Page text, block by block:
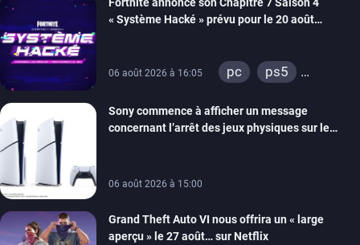
switch 2
« Système Hacké » prévu pour le 20 août
06 août 2026 à 16:05 pc
ps5
switch
ios
android
ps4
Sony commence à afficher un message
concernant l’arrêt des jeux physiques sur le
06 août 2026 à 15:00
Grand Theft Auto VI nous offrira un « large
aperçu » le 27 août… sur Netflix